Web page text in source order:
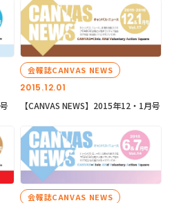
2015.12.01
会報誌CANVAS NEWS
【CANVAS NEWS】2015年12・1月号
会報誌CANVAS NEWS